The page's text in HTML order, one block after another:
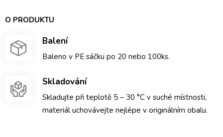
O PRODUKTU
Balení
Baleno v PE sáčku po 20 nebo 100ks.
Skladování
Skladujte při teplotě 5 – 30 °C v suché místnosti,
materiál uchovávejte nejlépe v originálním obalu.